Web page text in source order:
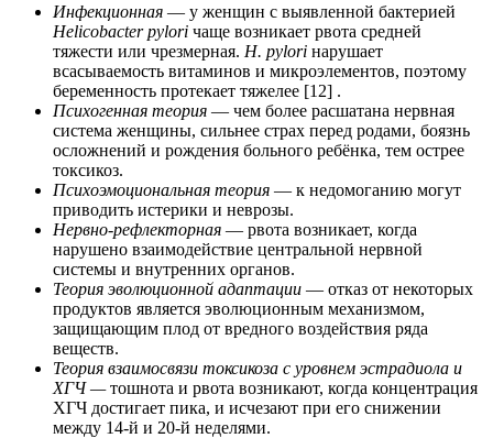
Инфекционная — у женщин с выявленной бактерией
Helicobacter pylori чаще возникает рвота средней
тяжести или чрезмерная. H. pylori нарушает
всасываемость витаминов и микроэлементов, поэтому
беременность протекает тяжелее [12] .
Психогенная теория — чем более расшатана нервная
система женщины, сильнее страх перед родами, боязнь
осложнений и рождения больного ребёнка, тем острее
токсикоз.
Психоэмоциональная теория — к недомоганию могут
приводить истерики и неврозы.
Нервно-рефлекторная — рвота возникает, когда
нарушено взаимодействие центральной нервной
системы и внутренних органов.
Теория эволюционной адаптации — отказ от некоторых
продуктов является эволюционным механизмом,
защищающим плод от вредного воздействия ряда
веществ.
Теория взаимосвязи токсикоза с уровнем эстрадиола и
ХГЧ —тошнота и рвота возникают, когда концентрация
ХГЧ достигает пика, и исчезают при его снижении
между 14-й и 20-й неделями.